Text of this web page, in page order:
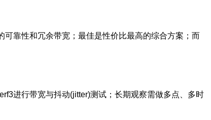
可靠性和冗余带宽；最佳是性价比最高的综合方案；而
进行带宽与抖动(jitter)测试；长期观察需做多点、多时